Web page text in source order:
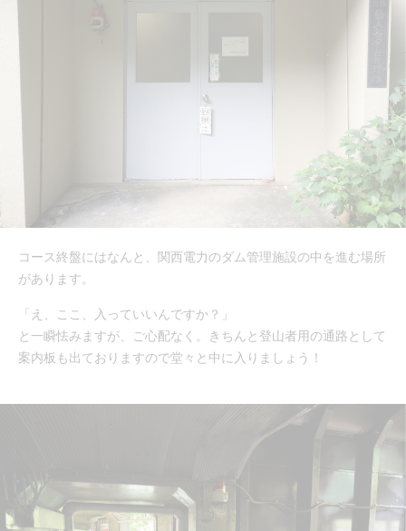
コース終盤にはなんと、関西電力のダム管理施設の中を進む場所
があります。
「え、ここ、入っていいんですか？」
と一瞬怯みますが、ご心配なく。きちんと登山者用の通路として
案内板も出ておりますので堂々と中に入りましょう！